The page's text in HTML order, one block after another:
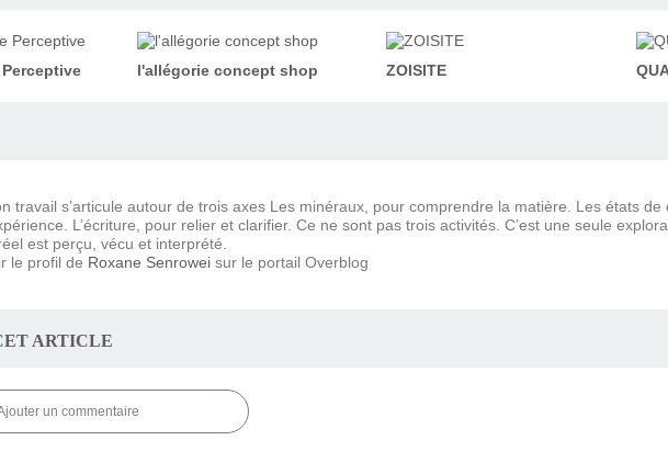
l'allégorie concept shop ZOISITE
travail s’articule autour de trois axes Les minéraux, pour comprendre la matière. Les états
L’écriture, pour relier et clarifier. Ce ne sont pas trois activités. C’est une seule
est perçu, vécu et interprété.
le profil de Roxane Senrowei sur le portail Overblog
ARTICLE
un commentaire